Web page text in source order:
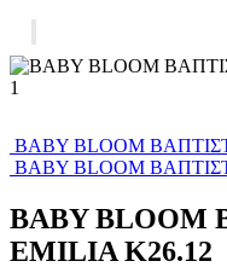
BABY BLOOM
BABY BLOOM
BABY BLOOM
EMILIA Κ26.12